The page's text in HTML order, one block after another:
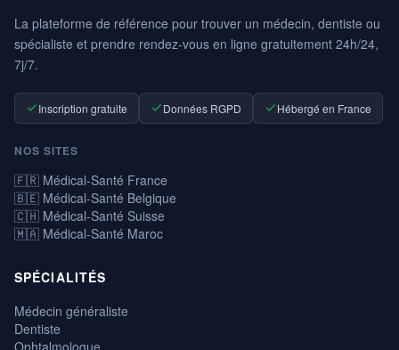
La plateforme de référence pour trouver un médecin, dentiste ou
spécialiste et prendre rendez-vous en ligne gratuitement 24h/24,
7j/7.
Inscription gratuite Données RGPD Hébergé en France
NOS SITES
🇫🇷 Médical-Santé France
🇧🇪 Médical-Santé Belgique
🇨🇭 Médical-Santé Suisse
🇲🇦 Médical-Santé Maroc
SPÉCIALITÉS
Médecin généraliste
Dentiste
Ophtalmologue